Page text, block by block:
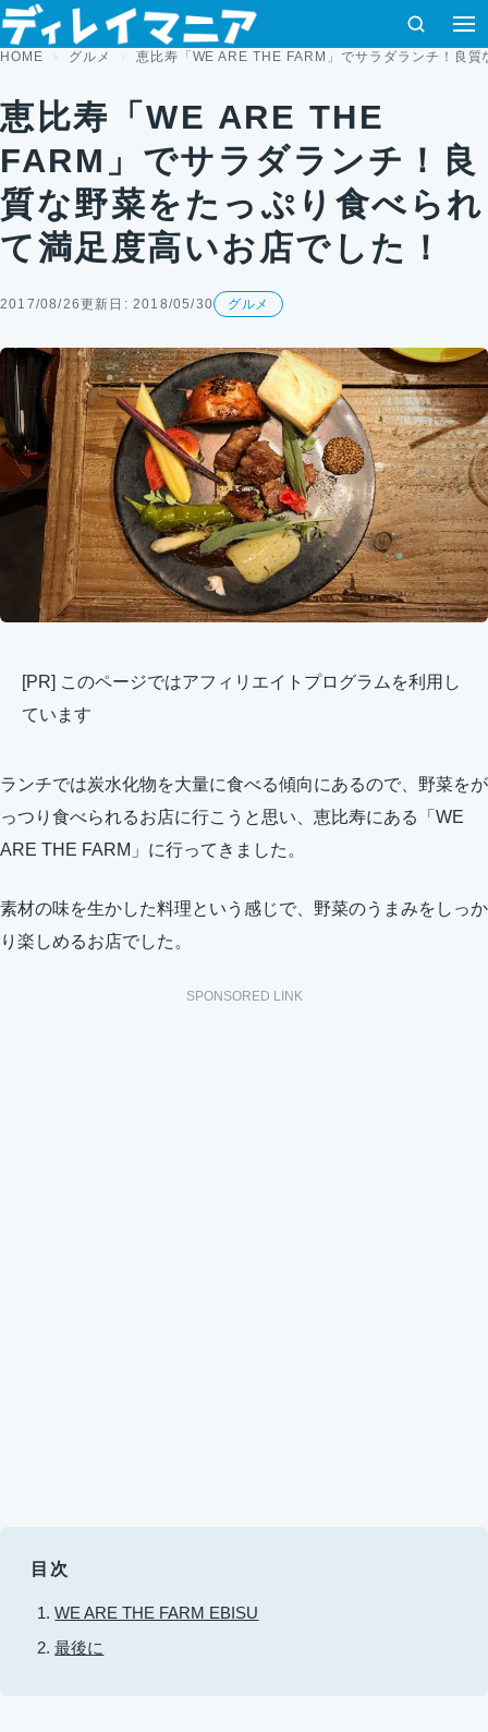
コンテンツへスキップ
検索
HOME グルメ 恵比寿「WE ARE THE FARM」でサラダランチ！良
恵比寿「WE ARE THE
FARM」でサラダランチ！良
質な野菜をたっぷり食べられ
て満足度高いお店でした！
2017/08/26更新日: 2018/05/30 グルメ
[PR] このページではアフィリエイトプログラムを利用し
ています
ランチでは炭水化物を大量に食べる傾向にあるので、野菜をが
っつり食べられるお店に行こうと思い、恵比寿にある「WE
ARE THE FARM」に行ってきました。
素材の味を生かした料理という感じで、野菜のうまみをしっか
り楽しめるお店でした。
SPONSORED LINK
目次
WE ARE THE FARM EBISU
最後に